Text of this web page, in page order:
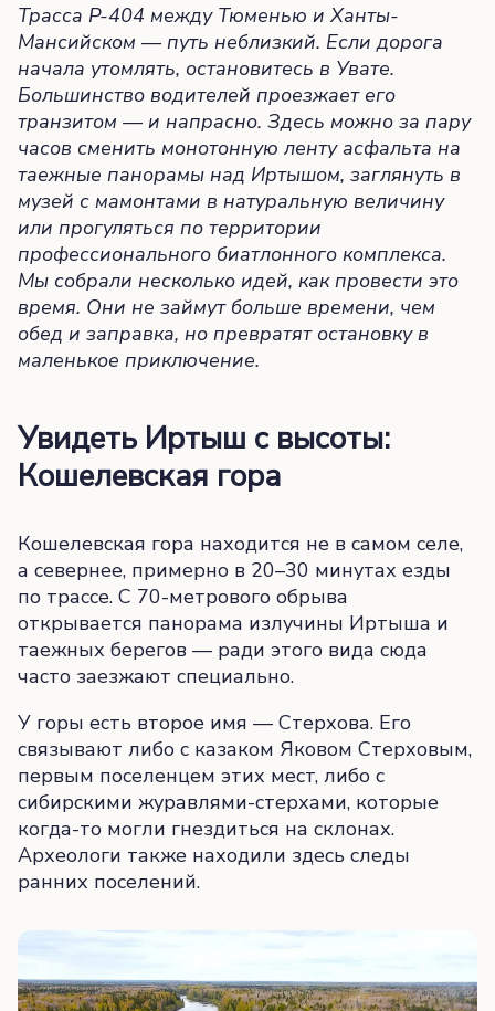
Трасса Р-404 между Тюменью и Ханты-
Мансийском — путь неблизкий. Если дорога
начала утомлять, остановитесь в Увате.
Большинство водителей проезжает его
транзитом — и напрасно. Здесь можно за пару
часов сменить монотонную ленту асфальта на
таежные панорамы над Иртышом, заглянуть в
музей с мамонтами в натуральную величину
или прогуляться по территории
профессионального биатлонного комплекса.
Мы собрали несколько идей, как провести это
время. Они не займут больше времени, чем
обед и заправка, но превратят остановку в
маленькое приключение.
Увидеть Иртыш с высоты:
Кошелевская гора
Кошелевская гора находится не в самом селе,
а севернее, примерно в 20–30 минутах езды
по трассе. С 70-метрового обрыва
открывается панорама излучины Иртыша и
таежных берегов — ради этого вида сюда
часто заезжают специально.
У горы есть второе имя — Стерхова. Его
связывают либо с казаком Яковом Стерховым,
первым поселенцем этих мест, либо с
сибирскими журавлями-стерхами, которые
когда-то могли гнездиться на склонах.
Археологи также находили здесь следы
ранних поселений.